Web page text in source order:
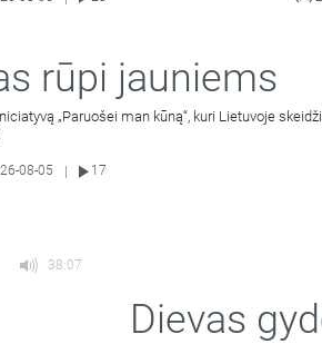
rūpi jauniems
„Paruošei man kūną“, kuri Lietuvoje
08-05 17
38:07
Dievas